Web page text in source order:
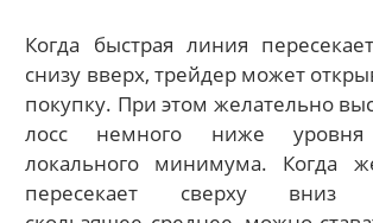
Когда быстрая линия
снизу вверх, трейдер может
покупку. При этом желательно
лосс немного ниже уровня
локального минимума. Когда
пересекает сверху вниз